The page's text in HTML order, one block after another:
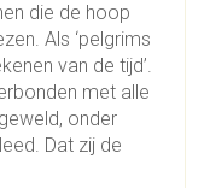
die de hoop
Als ‘pelgrims
van de tijd’.
met alle
onder
Dat zij de